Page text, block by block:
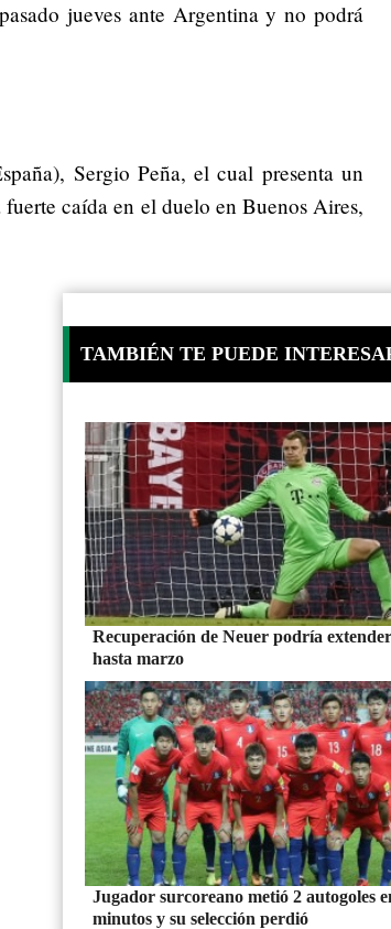
jueves ante Argentina y no podrá
Sergio Peña, el cual presenta un
caída en el duelo en Buenos Aires,
TAMBIÉN TE PUEDE
Recuperación de Neuer podría
hasta marzo
Jugador surcoreano metió 2 autogoles
minutos y su selección perdió